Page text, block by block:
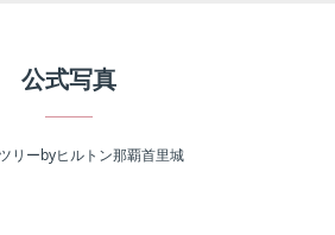
公式写真
リーbyヒルトン那覇首里城